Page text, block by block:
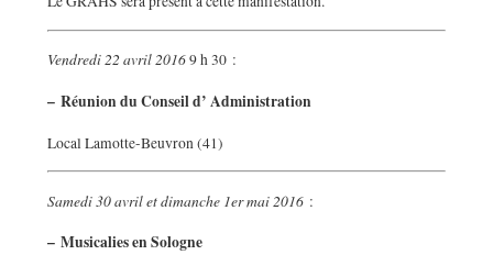
Vendredi 22 avril 20169 h 30 :
– Réunion du Conseil d’ Administration
Local Lamotte-Beuvron (41)
Samedi 30 avril et dimanche 1er mai 2016:
– Musicalies en Sologne